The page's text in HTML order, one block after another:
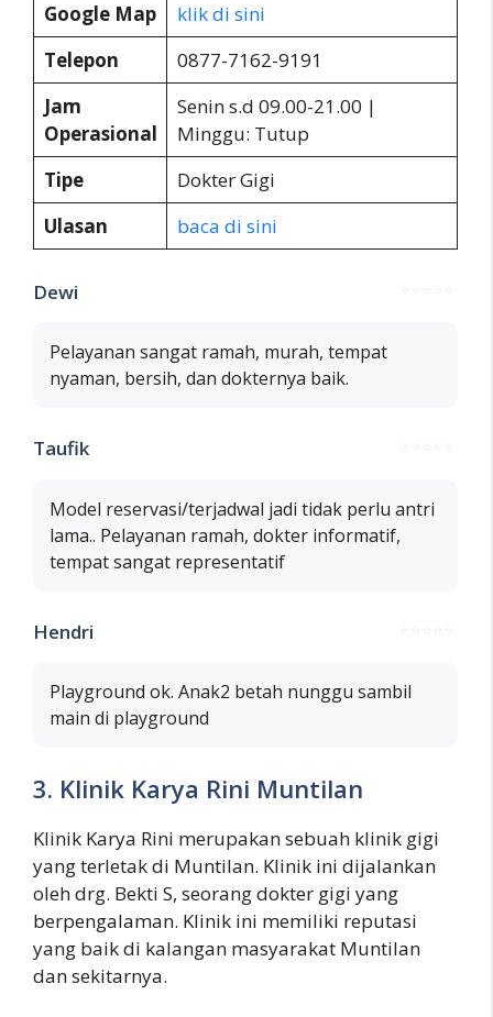
Google Map
klik di sini
Telepon
0877-7162-9191
Jam
Operasional
Senin s.d 09.00-21.00 |
Minggu: Tutup
Tipe
Dokter Gigi
Ulasan
baca di sini
Dewi
Pelayanan sangat ramah, murah, tempat
nyaman, bersih, dan dokternya baik.
Taufik
Model reservasi/terjadwal jadi tidak perlu antri
lama.. Pelayanan ramah, dokter informatif,
tempat sangat representatif
Hendri
Playground ok. Anak2 betah nunggu sambil
main di playground
3. Klinik Karya Rini Muntilan
Klinik Karya Rini merupakan sebuah klinik gigi
yang terletak di Muntilan. Klinik ini dijalankan
oleh drg. Bekti S, seorang dokter gigi yang
berpengalaman. Klinik ini memiliki reputasi
yang baik di kalangan masyarakat Muntilan
dan sekitarnya.